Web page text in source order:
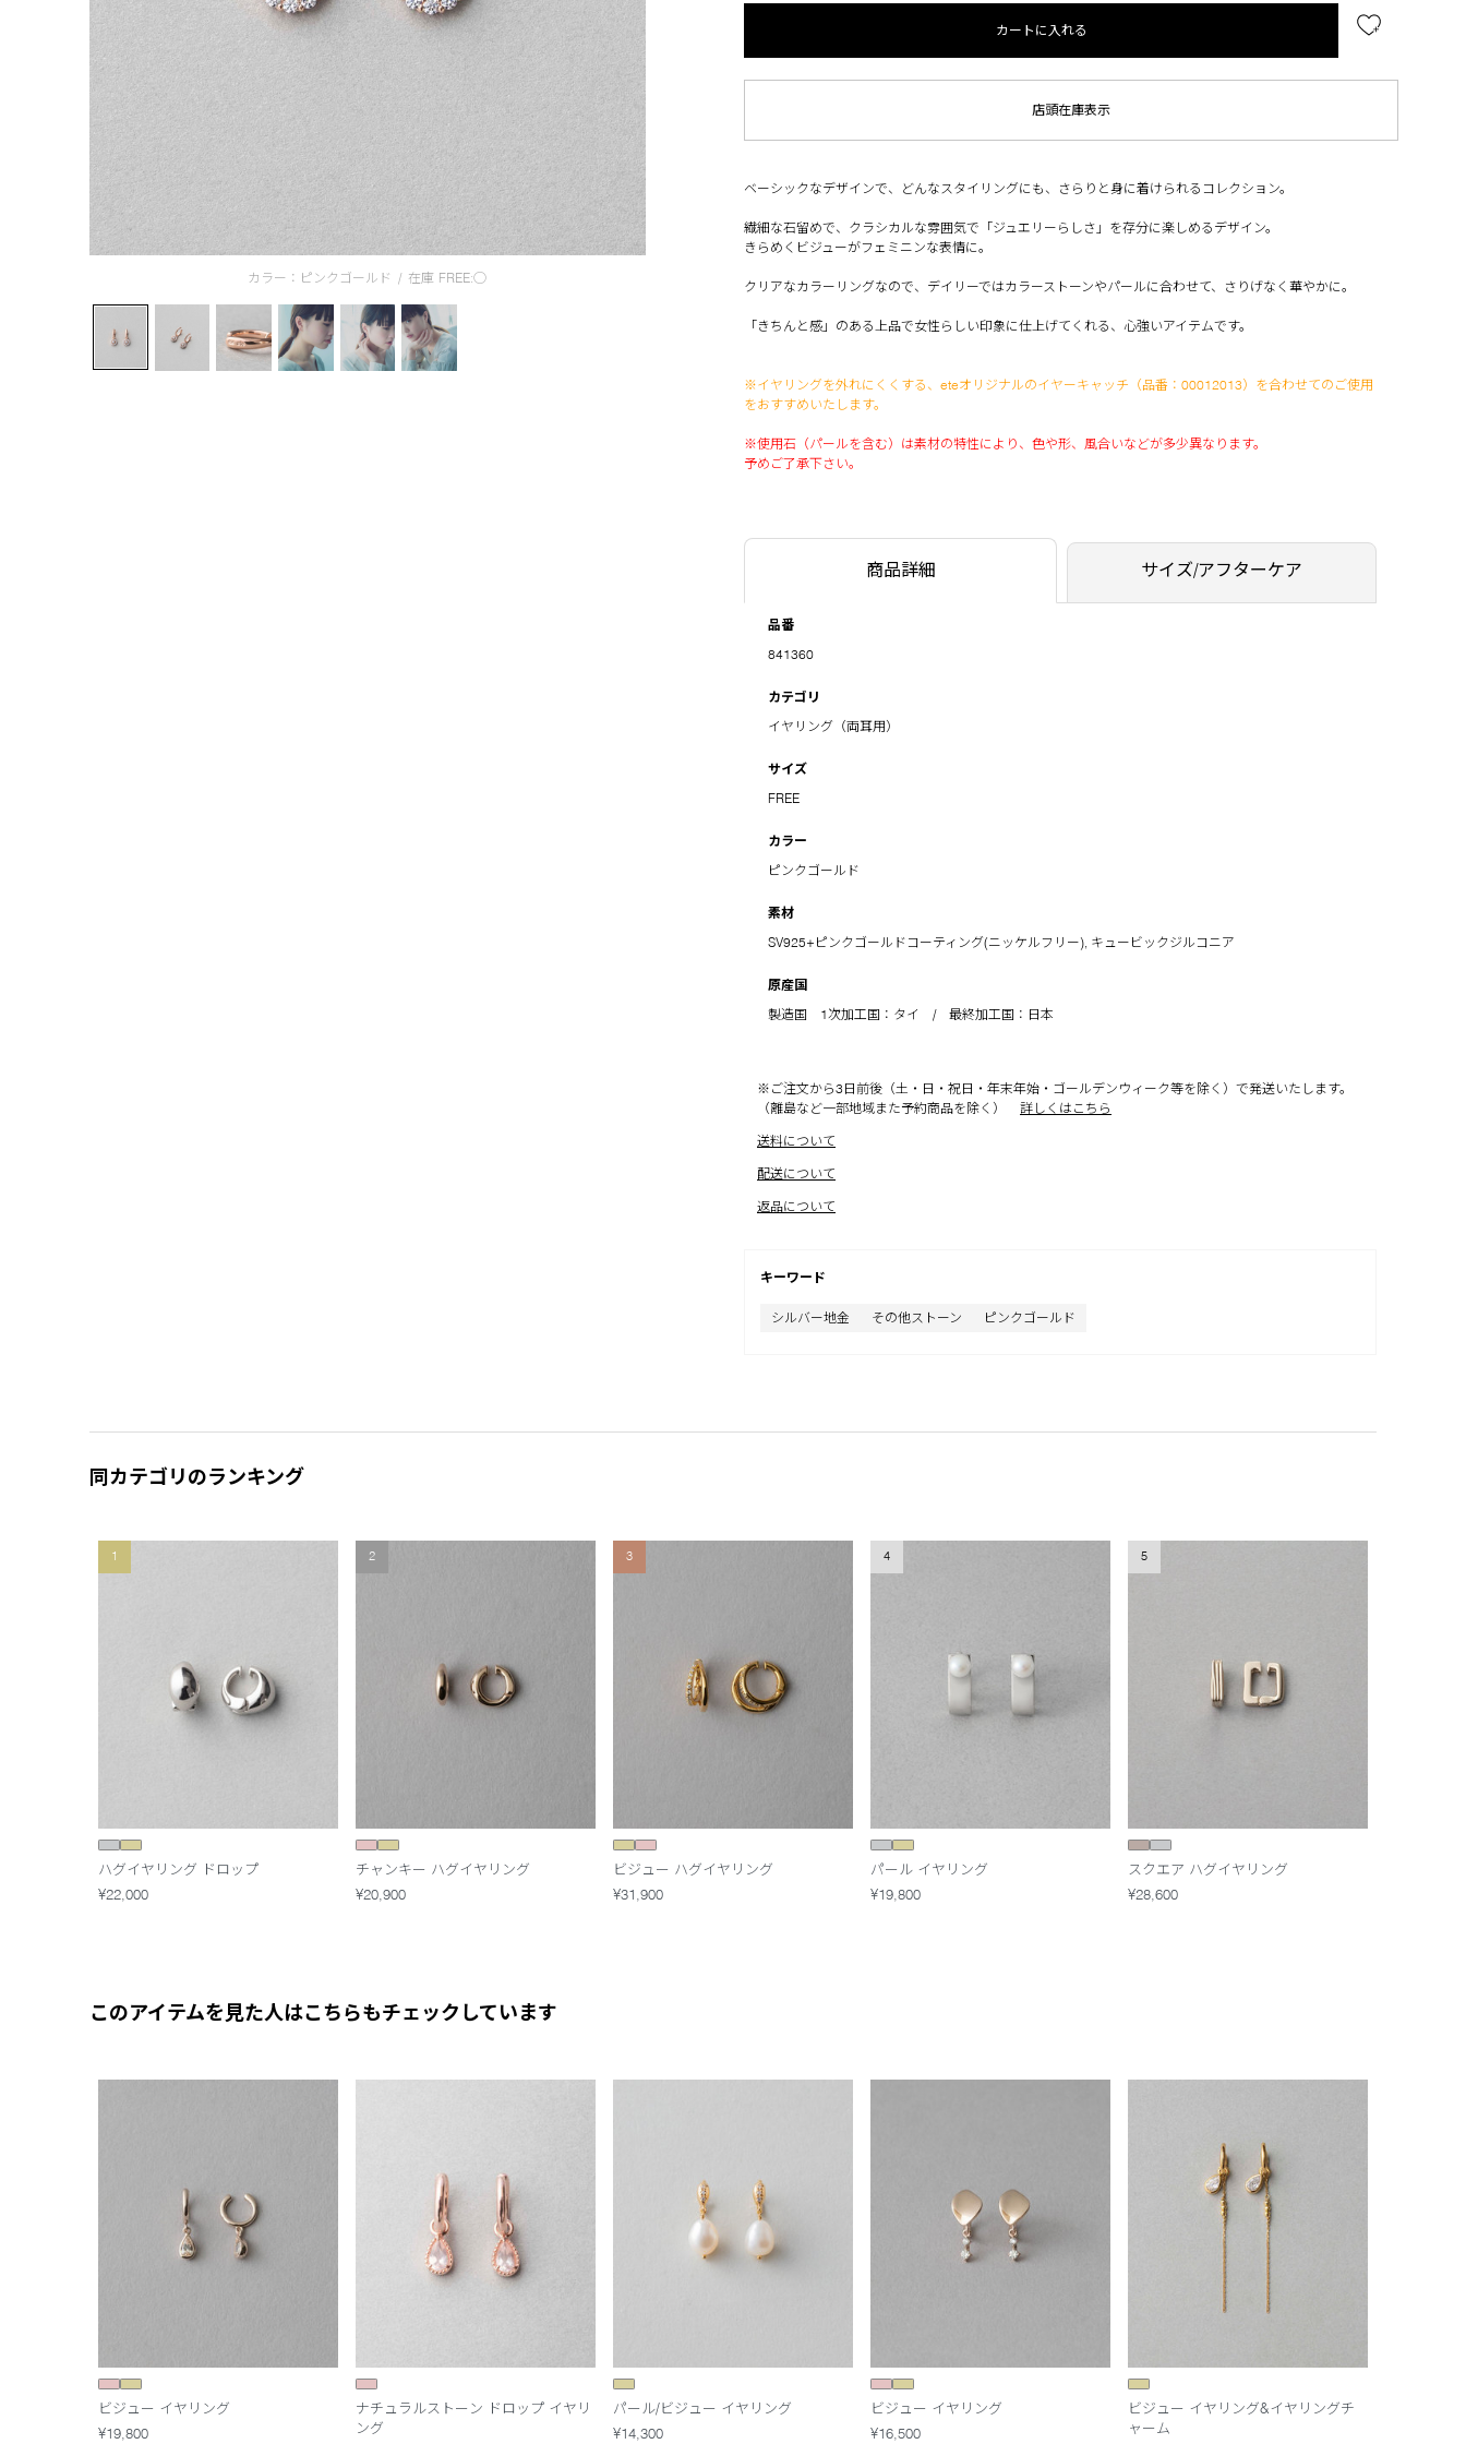
カラー：ピンクゴールド / 在庫 FREE:◯
カートに入れる
店頭在庫表示
ベーシックなデザインで、どんなスタイリングにも、さらりと身に着けられるコレクション。
繊細な石留めで、クラシカルな雰囲気で「ジュエリーらしさ」を存分に楽しめるデザイン。
きらめくビジューがフェミニンな表情に。
クリアなカラーリングなので、デイリーではカラーストーンやパールに合わせて、さりげなく華やかに。
「きちんと感」のある上品で女性らしい印象に仕上げてくれる、心強いアイテムです。
※イヤリングを外れにくくする、eteオリジナルのイヤーキャッチ（品番：00012013）を合わせてのご使用
をおすすめいたします。
※使用石（パールを含む）は素材の特性により、色や形、風合いなどが多少異なります。
予めご了承下さい。
商品詳細 サイズ/アフターケア
品番
841360
カテゴリ
イヤリング（両耳用）
サイズ
FREE
カラー
ピンクゴールド
素材
SV925+ピンクゴールドコーティング(ニッケルフリー), キュービックジルコニア
原産国
製造国 1次加工国：タイ / 最終加工国：日本
※ご注文から3日前後（土・日・祝日・年末年始・ゴールデンウィーク等を除く）で発送いたします。
（離島など一部地域また予約商品を除く）
詳しくはこちら
送料について
配送について
返品について
キーワード
シルバー地金 その他ストーン ピンクゴールド
同カテゴリのランキング
1
ハグイヤリング ドロップ
¥22,000
2
チャンキー ハグイヤリング
¥20,900
3
ビジュー ハグイヤリング
¥31,900
4
パール イヤリング
¥19,800
5
スクエア ハグイヤリング
¥28,600
このアイテムを見た人はこちらもチェックしています
ビジュー イヤリング
¥19,800
ナチュラルストーン ドロップ イヤリ
ング
パール/ビジュー イヤリング
¥14,300
ビジュー イヤリング
¥16,500
ビジュー イヤリング&イヤリングチ
ャーム